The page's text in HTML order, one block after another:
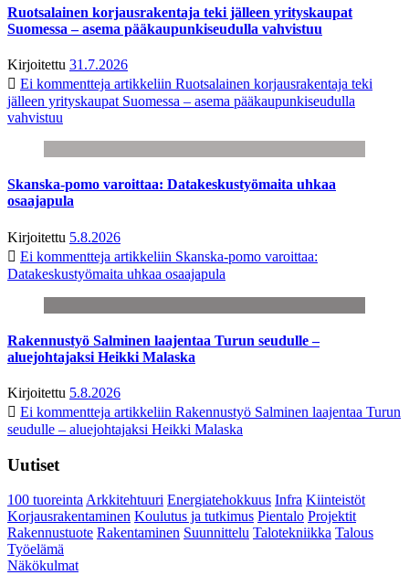
Ruotsalainen korjausrakentaja teki jälleen yrityskaupat
Suomessa – asema pääkaupunkiseudulla vahvistuu
Kirjoitettu 31.7.2026
Ei kommentteja artikkeliin Ruotsalainen korjausrakentaja teki
jälleen yrityskaupat Suomessa – asema pääkaupunkiseudulla
vahvistuu
Skanska-pomo varoittaa: Datakeskustyömaita uhkaa
osaajapula
Kirjoitettu 5.8.2026
Ei kommentteja artikkeliin Skanska-pomo varoittaa:
Datakeskustyömaita uhkaa osaajapula
Rakennustyö Salminen laajentaa Turun seudulle –
aluejohtajaksi Heikki Malaska
Kirjoitettu 5.8.2026
Ei kommentteja artikkeliin Rakennustyö Salminen laajentaa Turun
seudulle – aluejohtajaksi Heikki Malaska
Uutiset
100 tuoreintaArkkitehtuuri Energiatehokkuus Infra Kiinteistöt
Korjausrakentaminen Koulutus ja tutkimus Pientalo Projektit
Rakennustuote Rakentaminen Suunnittelu Talotekniikka Talous
Työelämä
Näkökulmat